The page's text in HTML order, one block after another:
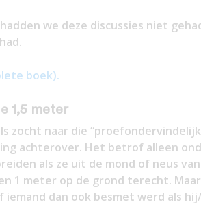
we deze discussies niet
boek).
1,5 meter
zocht naar die
achterover. Het betrof alleen
als ze uit de mond of neus
1 meter op de grond terecht.
dan ook besmet werd als